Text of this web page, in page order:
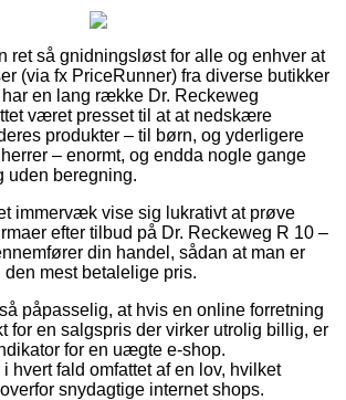
ret så gnidningsløst for alle og enhver at
(via fx PriceRunner) fra diverse butikker
en lang række Dr. Reckeweg
været presset til at at nedskære
produkter – til børn, og yderligere
– enormt, og endda nogle gange
uden beregning.
immervæk vise sig lukrativt at prøve
efter tilbud på Dr. Reckeweg R 10 –
din handel, sådan at man er
den mest betalelige pris.
påpasselig, at hvis en online forretning
for en salgspris der virker utrolig billig, er
for en uægte e-shop.
hvert fald omfattet af en lov, hvilket
snydagtige internet shops.